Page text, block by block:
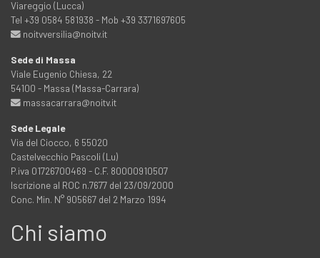
Viareggio (Lucca)
Tel +39 0584 581938 - Mob +39 3371697605
noitvversilia@noitv.it
Sede di Massa
Viale Eugenio Chiesa, 22
54100 - Massa (Massa-Carrara)
massacarrara@noitv.it
Sede Legale
Via del Ciocco, 6 55020
Castelvecchio Pascoli (Lu)
P.iva 01726700469 - C.F. 80000910507
Iscrizione al ROC n.7677 del 23/09/2000
Conc. Min. N° 905667 del 2 Marzo 1994
Chi siamo